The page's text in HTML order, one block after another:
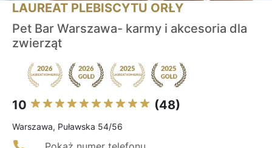
LAUREAT PLEBISCYTU ORŁY
Pet Bar Warszawa- karmy i akcesoria dla
zwierząt
10 (48)
Warszawa, Puławska 54/56